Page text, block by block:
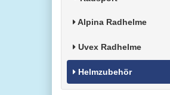
Alpina Radhelme
Uvex Radhelme
Helmzubehör